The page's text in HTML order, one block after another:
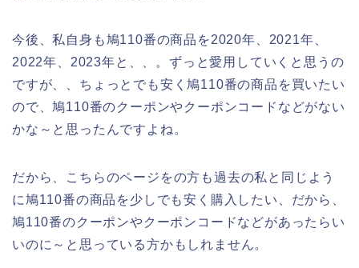
今後、私自身も鳩110番の商品を2020年、2021年、
2022年、2023年と、、。ずっと愛用していくと思うの
ですが、、ちょっとでも安く鳩110番の商品を買いたい
ので、鳩110番のクーポンやクーポンコードなどがない
かな～と思ったんですよね。
だから、こちらのページをの方も過去の私と同じよう
に鳩110番の商品を少しでも安く購入したい、だから、
鳩110番のクーポンやクーポンコードなどがあったらい
いのに～と思っている方かもしれません。